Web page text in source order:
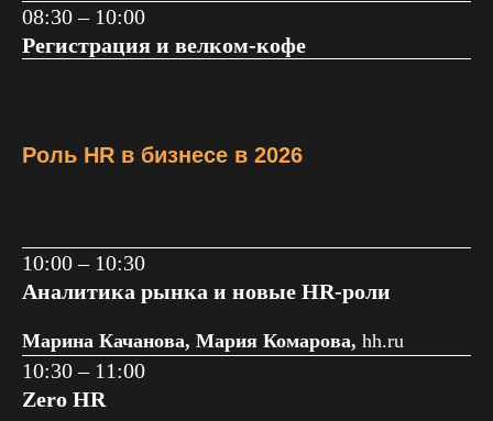
08:30 – 10:00
Регистрация и велком-кофе
Роль HR в бизнесе в 2026
10:00 – 10:30
Аналитика рынка и новые HR-роли
Марина Качанова, Мария Комарова, hh.ru
10:30 – 11:00
Zero HR